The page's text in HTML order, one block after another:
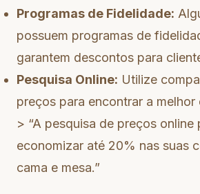
Programas de Fidelidade:
possuem programas de
garantem descontos para
Pesquisa Online: Utilize
preços para encontrar a melhor
> “A pesquisa de preços online
economizar até 20% nas suas
cama e mesa.”